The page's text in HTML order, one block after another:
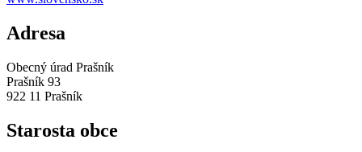
Adresa
Obecný úrad Prašník
Prašník 93
922 11 Prašník
Starosta obce